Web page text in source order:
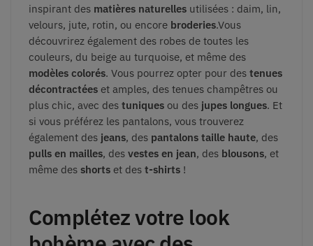
inspirant des matières naturelles utilisées : daim, lin,
velours, jute, rotin, ou encore broderies.Vous
découvrirez également des robes de toutes les
couleurs, du beige au turquoise, et même des
modèles colorés. Vous pourrez opter pour des tenues
décontractées et amples, des tenues champêtres ou
plus chic, avec des tuniques ou des jupes longues. Et
si vous préférez les pantalons, vous trouverez
également des jeans, des pantalons taille haute, des
pulls en mailles, des vestes en jean, des blousons, et
même des shorts et des t-shirts !
Complétez votre look